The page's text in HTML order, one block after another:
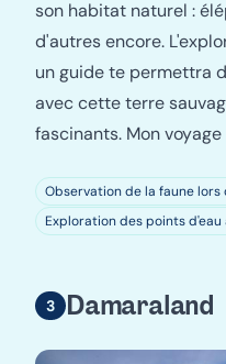
son habitat naturel :
d'autres encore.
un guide te permettra
avec cette terre
fascinants. Mon
Observation de la faune lors
Exploration des points d'eau
Damaraland